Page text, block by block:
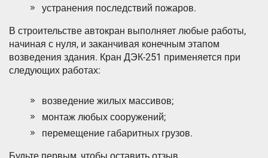
устранения последствий пожаров.
В строительстве автокран выполняет любые работы,
начиная с нуля, и заканчивая конечным этапом
возведения здания. Кран ДЭК-251 применяется при
следующих работах:
возведение жилых массивов;
монтаж любых сооружений;
перемещение габаритных грузов.